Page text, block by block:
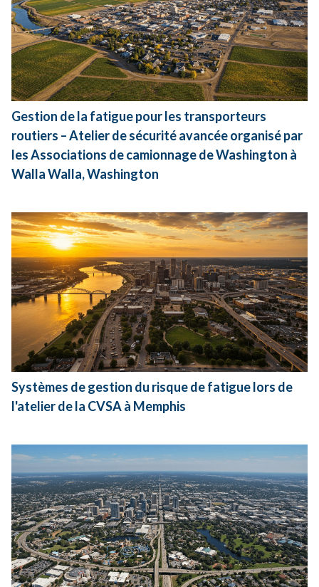
Gestion de la fatigue pour les transporteurs
routiers – Atelier de sécurité avancée organisé par
les Associations de camionnage de Washington à
Walla Walla, Washington
Systèmes de gestion du risque de fatigue lors de
l'atelier de la CVSA à Memphis